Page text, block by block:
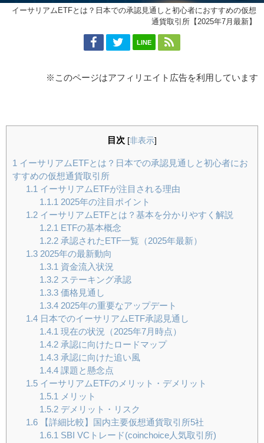
イーサリアムETFとは？日本での承認見通しと初心者におすすめの仮想
通貨取引所【2025年7月最新】
LINE
※このページはアフィリエイト広告を利用しています
目次 [非表示]
1 イーサリアムETFとは？日本での承認見通しと初心者にお
すすめの仮想通貨取引所
1.1 イーサリアムETFが注目される理由
1.1.1 2025年の注目ポイント
1.2イーサリアムETFとは？基本を分かりやすく解説
1.2.1
ETFの基本概念
1.2.2承認されたETF一覧（2025年最新）
1.32025年の最新動向
1.3.1 資金流入状況
1.3.2ステーキング承認
1.3.3価格見通し
1.3.42025年の重要なアップデート
1.4日本でのイーサリアムETF承認見通し
1.4.1 現在の状況（2025年7月時点）
1.4.2承認に向けたロードマップ
1.4.3承認に向けた追い風
1.4.4課題と懸念点
1.5イーサリアムETFのメリット・デメリット
1.5.1
メリット
1.5.2デメリット・リスク
1.6【詳細比較】国内主要仮想通貨取引所5社
1.6.1 SBI VCトレード(coinchoice人気取引所)